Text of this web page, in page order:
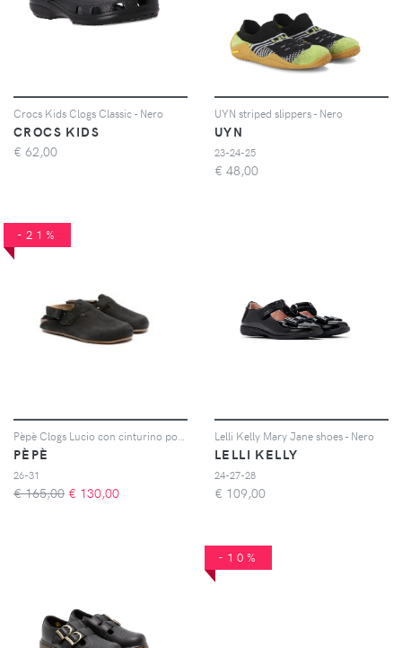
Crocs Kids Clogs Classic - Nero
CROCS KIDS
€ 62,00
UYN striped slippers - Nero
UYN
23-24-25
€ 48,00
-21%
PÈPÈ
26-31
€ 165,00 € 130,00
Lelli Kelly Mary Jane shoes - Nero
LELLI KELLY
24-27-28
€ 109,00
-10%